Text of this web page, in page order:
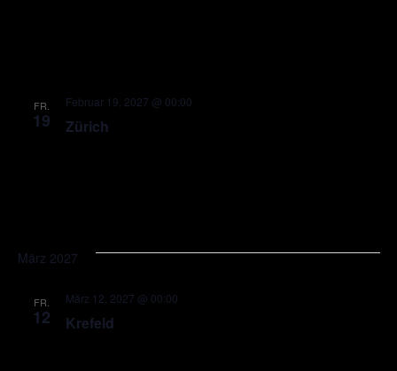
FR.
19 Zürich
Februar 19, 2027 @ 00:00
März 2027
FR.
12 Krefeld
März 12, 2027 @ 00:00